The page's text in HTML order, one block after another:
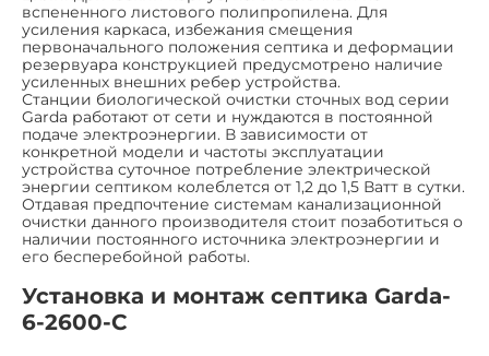
вспененного листового полипропилена. Для
усиления каркаса, избежания смещения
первоначального положения септика и деформации
резервуара конструкцией предусмотрено наличие
усиленных внешних ребер устройства.
Станции биологической очистки сточных вод серии
Garda работают от сети и нуждаются в постоянной
подаче электроэнергии. В зависимости от
конкретной модели и частоты эксплуатации
устройства суточное потребление электрической
энергии септиком колеблется от 1,2 до 1,5 Ватт в сутки.
Отдавая предпочтение системам канализационной
очистки данного производителя стоит позаботиться о
наличии постоянного источника электроэнергии и
его бесперебойной работы.
Установка и монтаж септика Garda-
6-2600-C